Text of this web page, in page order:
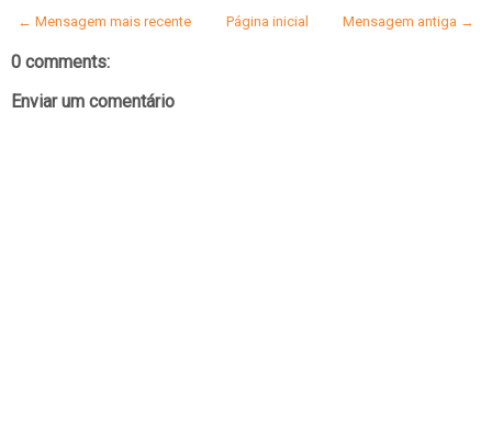
← Mensagem mais recente Mensagem antiga →
Página inicial
0 comments:
Enviar um comentário